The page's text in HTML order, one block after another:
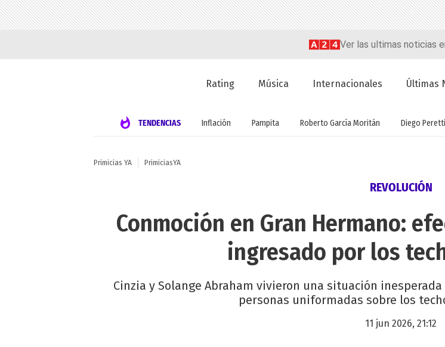
Ver las ultimas noticias
Rating Música Internacionales Últimas
TENDENCIAS Inflación Pampita Roberto García Moritán Diego Peretti
Primicias YA PrimiciasYA
REVOLUCIÓN
Conmoción en Gran Hermano:
ingresado por los
Cinzia y Solange Abraham vivieron una situación
personas uniformadas sobre los
11 jun 2026, 21:12